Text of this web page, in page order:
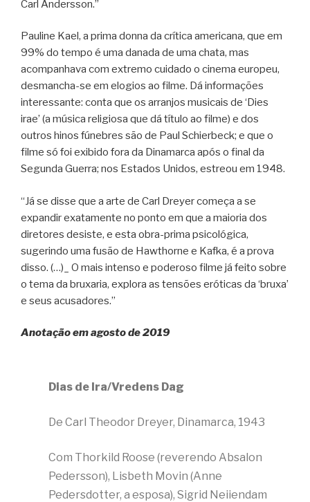
Carl Andersson.”
Pauline Kael, a prima donna da crítica americana, que em
99% do tempo é uma danada de uma chata, mas
acompanhava com extremo cuidado o cinema europeu,
desmancha-se em elogios ao filme. Dá informações
interessante: conta que os arranjos musicais de ‘Dies
irae’ (a música religiosa que dá título ao filme) e dos
outros hinos fúnebres são de Paul Schierbeck; e que o
filme só foi exibido fora da Dinamarca após o final da
Segunda Guerra; nos Estados Unidos, estreou em 1948.
“Já se disse que a arte de Carl Dreyer começa a se
expandir exatamente no ponto em que a maioria dos
diretores desiste, e esta obra-prima psicológica,
sugerindo uma fusão de Hawthorne e Kafka, é a prova
disso. (…)_ O mais intenso e poderoso filme já feito sobre
o tema da bruxaria, explora as tensões eróticas da ‘bruxa’
e seus acusadores.”
Anotação em agosto de 2019
Dias de Ira/Vredens Dag
De Carl Theodor Dreyer, Dinamarca, 1943
Com Thorkild Roose (reverendo Absalon
Pedersson), Lisbeth Movin (Anne
Pedersdotter, a esposa), Sigrid Neiiendam